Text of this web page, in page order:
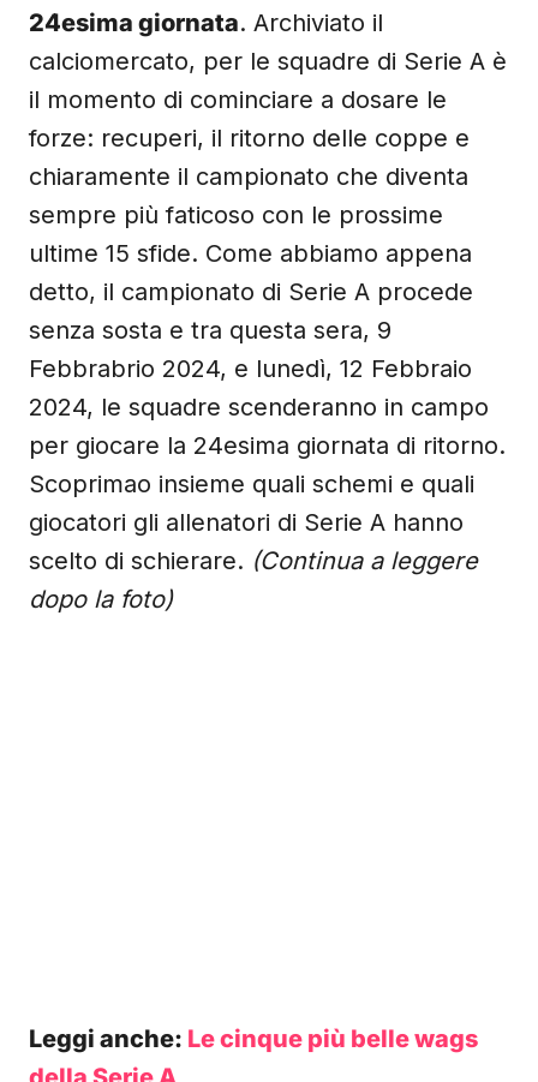
24esima giornata. Archiviato il
calciomercato, per le squadre di Serie A è
il momento di cominciare a dosare le
forze: recuperi, il ritorno delle coppe e
chiaramente il campionato che diventa
sempre più faticoso con le prossime
ultime 15 sfide. Come abbiamo appena
detto, il campionato di Serie A procede
senza sosta e tra questa sera, 9
Febbrabrio 2024, e lunedì, 12 Febbraio
2024, le squadre scenderanno in campo
per giocare la 24esima giornata di ritorno.
Scoprimao insieme quali schemi e quali
giocatori gli allenatori di Serie A hanno
scelto di schierare. (Continua a leggere
dopo la foto)
Leggi anche: Le cinque più belle wags